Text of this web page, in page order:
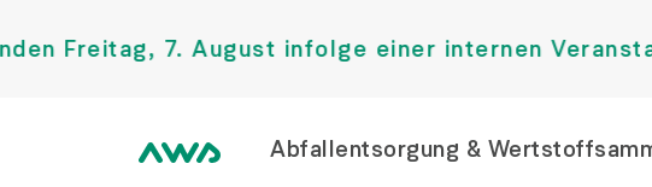
7. August infolge einer internen
Abfallentsorgung &